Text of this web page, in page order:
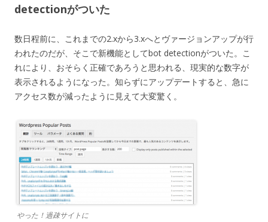
detectionがついた
数日程前に、これまでの2.xから3.xへとヴァージョンアップが行
われたのだが、そこで新機能としてbot detectionがついた。こ
れにより、おそらく正確であろうと思われる、現実的な数字が
表示されるようになった。知らずにアップデートすると、急に
アクセス数が減ったように見えて大変驚く。
やった！過疎サイトに